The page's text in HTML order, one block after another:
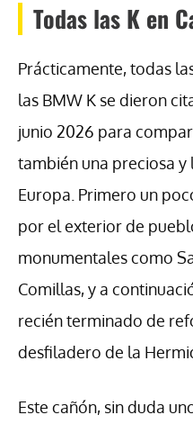
Todas las K en
Prácticamente, todas
las BMW K se dieron
junio 2026 para
también una preciosa
Europa. Primero un
por el exterior de
monumentales como
Comillas, y a
recién terminado de
desfiladero de la
Este cañón, sin duda